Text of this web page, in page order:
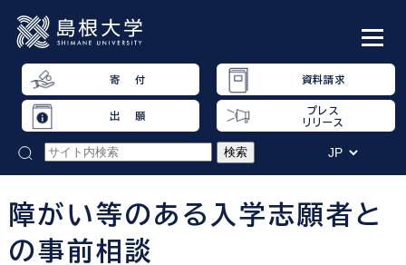
寄 付 資料請求
出 願
プレス
リリース
障がい等のある入学志願者と
の事前相談